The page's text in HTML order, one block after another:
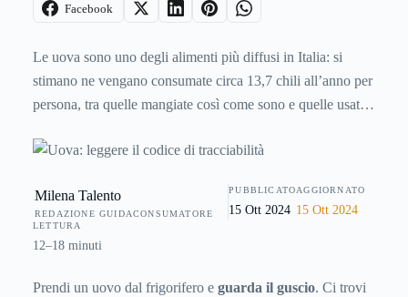
Facebook
Le uova sono uno degli alimenti più diffusi in Italia: si
stimano ne vengano consumate circa 13,7 chili all’anno per
persona, tra quelle mangiate così come sono e quelle usate
come leggereil codice di tracciabilità delle uova
Milena Talento
REDAZIONE GUIDACONSUMATORE
PUBBLICATO
15 Ott 2024
AGGIORNATO
15 Ott 2024
LETTURA
12–18 minuti
Prendi un uovo dal frigorifero e guarda il guscio. Ci trovi